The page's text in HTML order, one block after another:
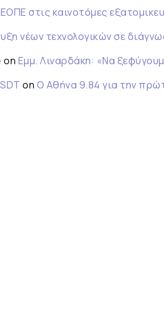
στις καινοτόμες
νέων τεχνολογικών σε
on Εμμ. Λιναρδάκη: «Να
on Ο Αθήνα 9.84 για την